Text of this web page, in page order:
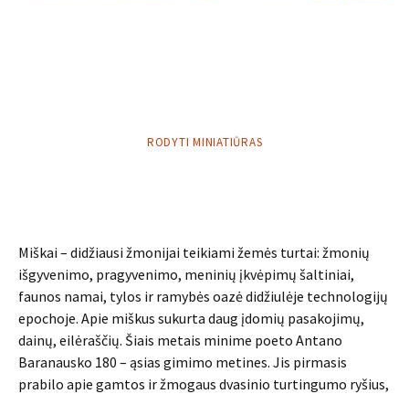
RODYTI MINIATIŪRAS
Miškai – didžiausi žmonijai teikiami žemės turtai: žmonių
išgyvenimo, pragyvenimo, meninių įkvėpimų šaltiniai,
faunos namai, tylos ir ramybės oazė didžiulėje technologijų
epochoje. Apie miškus sukurta daug įdomių pasakojimų,
dainų, eilėraščių. Šiais metais minime poeto Antano
Baranausko 180 – ąsias gimimo metines. Jis pirmasis
prabilo apie gamtos ir žmogaus dvasinio turtingumo ryšius,